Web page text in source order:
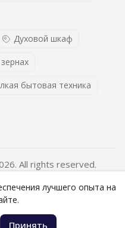
Духовой шкаф
бытовая техника
All rights reserved.
лучшего опыта на
Принять